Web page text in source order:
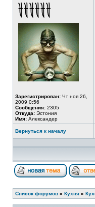
Зарегистрирован: Чт ноя 26,
2009 0:56
Сообщения: 2305
Откуда: Эстония
Имя: Александер
Вернуться к началу
Список форумов » Кухня »